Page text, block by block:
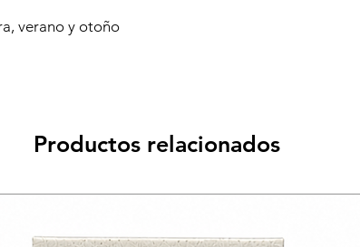
verano y otoño
Productos relacionados